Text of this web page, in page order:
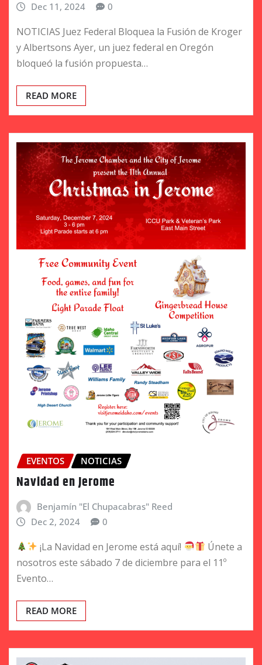
Dec 11, 2024
0
NOTICIAS Juez Federal Bloquea la Fusión de Kroger
y Albertsons Ayer, un juez federal en Oregón
bloqueó la fusión propuesta…
READ MORE
EVENTOS NOTICIAS
Navidad en Jerome
Benjamín "El Chupacabras" Reed
Dec 2, 2024
0
¡La Navidad en Jerome está aquí!
Únete a
nosotros este sábado 7 de diciembre para el 11º
Evento…
READ MORE